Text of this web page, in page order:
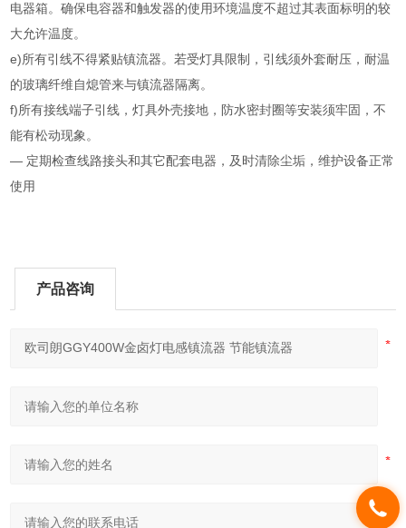
电器箱。确保电容器和触发器的使用环境温度不超过其表面标明的较
大允许温度。
e)所有引线不得紧贴镇流器。若受灯具限制，引线须外套耐压，耐温
的玻璃纤维自熄管来与镇流器隔离。
f)所有接线端子引线，灯具外壳接地，防水密封圈等安装须牢固，不
能有松动现象。
— 定期检查线路接头和其它配套电器，及时清除尘垢，维护设备正常
使用
产品咨询